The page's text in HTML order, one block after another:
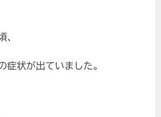
、
症状が出ていました。